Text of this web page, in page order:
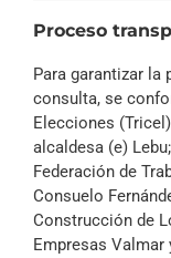
Proceso
Para garantizar la
consulta, se
Elecciones
alcaldesa (e)
Federación de
Consuelo
Construcción de
Empresas